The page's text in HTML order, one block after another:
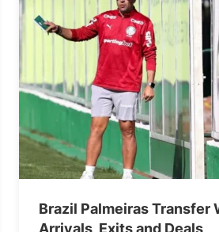
Brazil Palmeiras Transfer
Arrivals, Exits and Deals